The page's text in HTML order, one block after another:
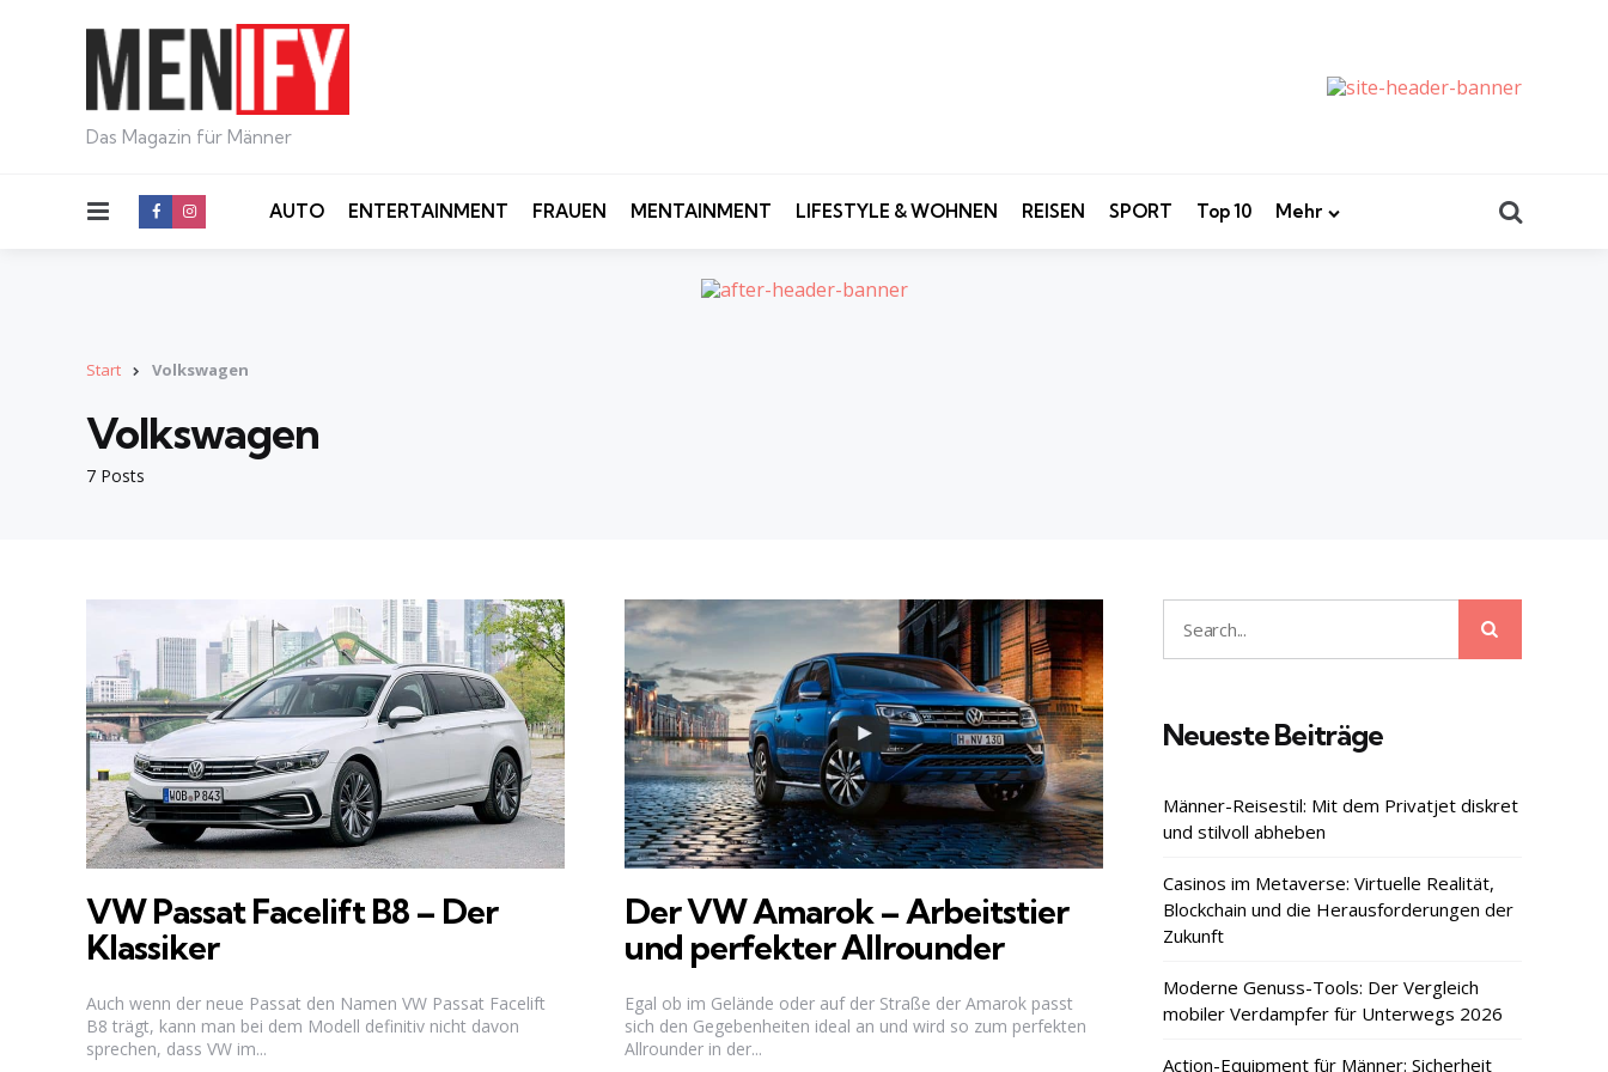
Das Magazin für Männer
Menu AUTO ENTERTAINMENT FRAUEN MENTAINMENT LIFESTYLE & WOHNEN REISEN SPORT Top 10 Mehr
Start Volkswagen
7 Posts
Volkswagen
VW Passat Facelift B8 – Der
Klassiker
Auch wenn der neue Passat den Namen VW Passat Facelift
B8 trägt, kann man bei dem Modell definitiv nicht davon
sprechen, dass VW im...
Der VW Amarok – Arbeitstier
und perfekter Allrounder
Egal ob im Gelände oder auf der Straße der Amarok passt
sich den Gegebenheiten ideal an und wird so zum perfekten
Allrounder in der...
Search
for:
Neueste Beiträge
Männer-Reisestil: Mit dem Privatjet diskret
und stilvoll abheben
Casinos im Metaverse: Virtuelle Realität,
Blockchain und die Herausforderungen der
Zukunft
Moderne Genuss-Tools: Der Vergleich
mobiler Verdampfer für Unterwegs 2026
Action-Equipment für Männer: Sicherheit